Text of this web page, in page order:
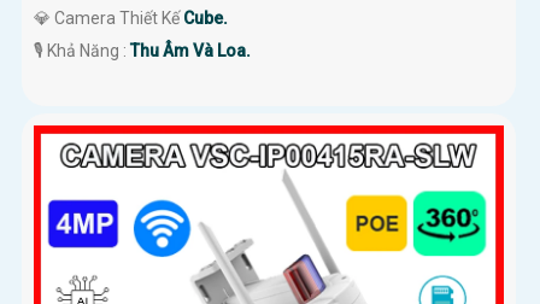
💎 Camera Thiết KếCube.
️🎙 Khả Năng :Thu Âm Và Loa.